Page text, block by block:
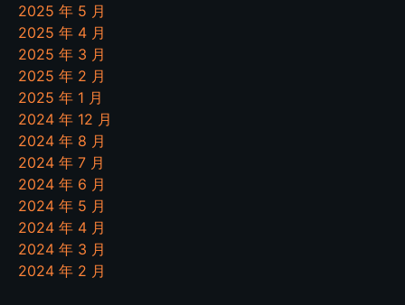
2025 年 5 月
2025 年 4 月
2025 年 3 月
2025 年 2 月
2025 年 1 月
2024 年 12 月
2024 年 8 月
2024 年 7 月
2024 年 6 月
2024 年 5 月
2024 年 4 月
2024 年 3 月
2024 年 2 月